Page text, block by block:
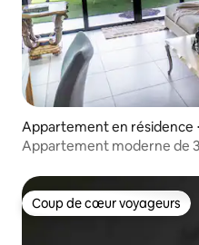
Appartement en résidence
Appartement moderne de
Coup de cœur voyageurs
Coup de cœur voyageurs